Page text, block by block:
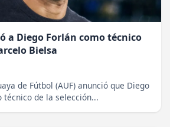
a Diego Forlán como técnico
Bielsa
de Fútbol (AUF) anunció que Diego
técnico de la selección...